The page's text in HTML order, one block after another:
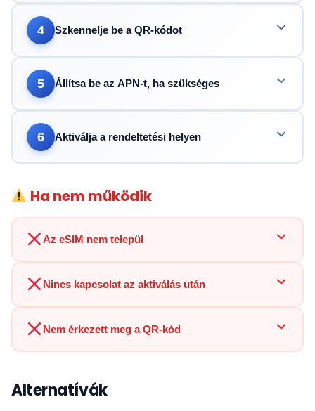
4 Szkennelje be a QR-kódot
5 Állítsa be az APN-t, ha szükséges
6 Aktiválja a rendeltetési helyen
Ha nem működik
Az eSIM nem települ
Nincs kapcsolat az aktiválás után
Nem érkezett meg a QR-kód
Alternatívák